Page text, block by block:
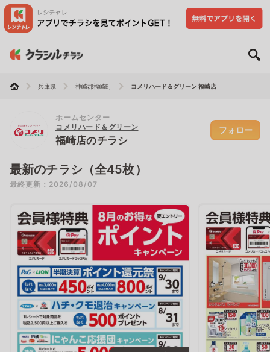
兵庫県 神崎郡福崎町 コメリハード＆グリーン 福崎店
ホームセンター
コメリハード＆グリーン
福崎店のチラシ
フォロー
最新のチラシ（全45枚）
最終更新：2026/08/07